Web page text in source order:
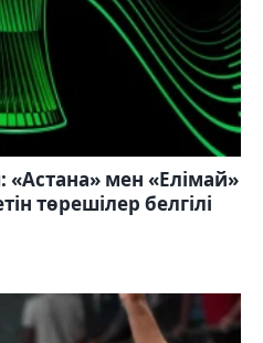
мен «Елімай»
төрешілер белгілі